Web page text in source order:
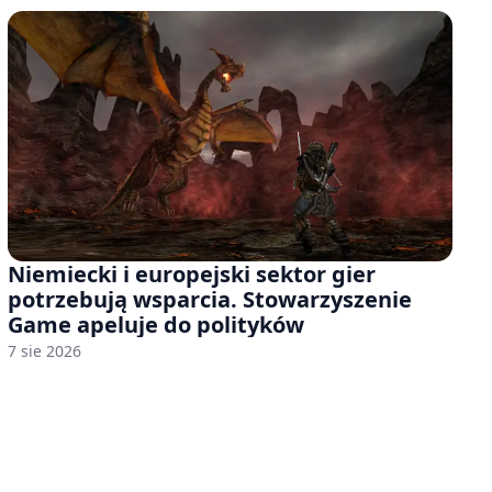
Niemiecki i europejski sektor gier
potrzebują wsparcia. Stowarzyszenie
Game apeluje do polityków
7 sie 2026